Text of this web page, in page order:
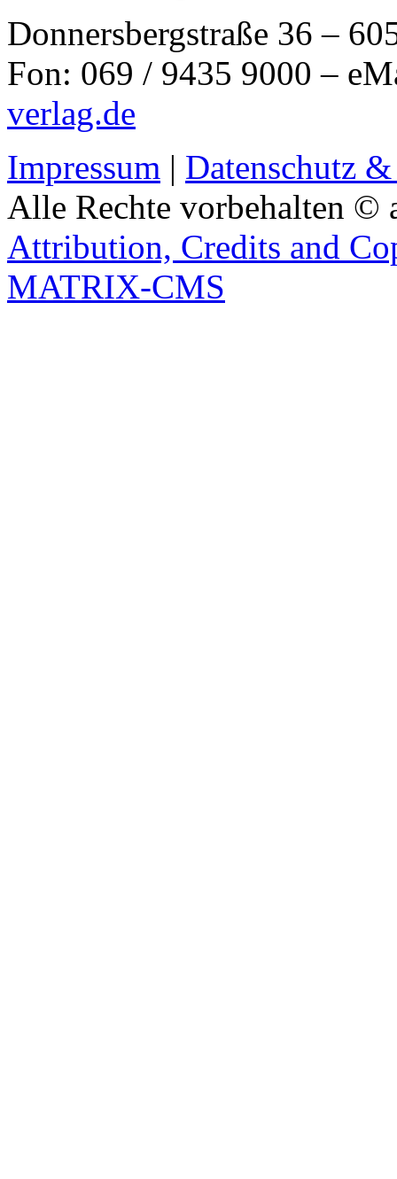
Donnersbergstraße 36 –
Fon: 069 / 9435 9000 –
verlag.de
Impressum | Datenschutz
Alle Rechte vorbehalten ©
Attribution, Credits and
MATRIX-CMS